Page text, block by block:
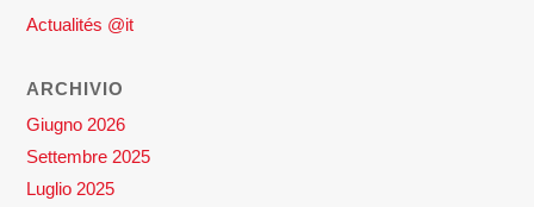
Actualités @it
ARCHIVIO
Giugno 2026
Settembre 2025
Luglio 2025